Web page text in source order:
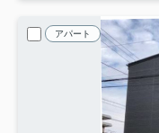
アパート